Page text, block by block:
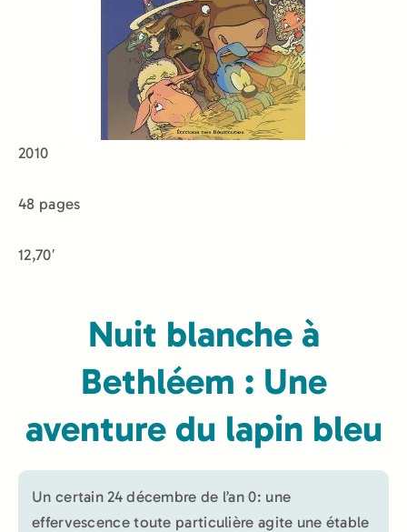
2010
48 pages
12,70′
Nuit blanche à
Bethléem : Une
aventure du lapin bleu
Un certain 24 décembre de l’an 0: une
effervescence toute particulière agite une étable